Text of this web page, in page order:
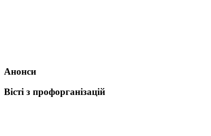
Анонси
Вісті з профорганізацій